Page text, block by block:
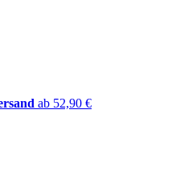
ab 52,90 €